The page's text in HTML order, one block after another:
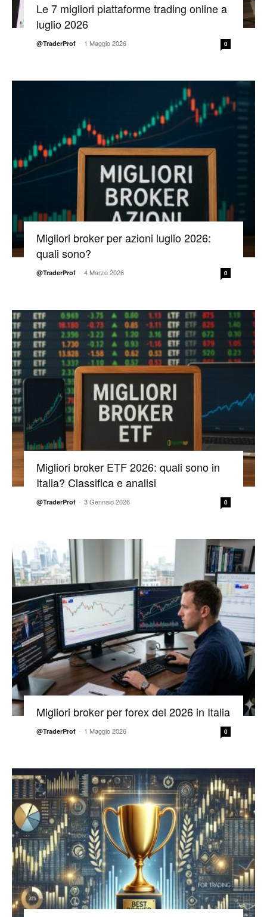
Le 7 migliori piattaforme trading online a
luglio 2026
@TraderProf - 1 Maggio 2026 0
Migliori broker per azioni luglio 2026:
quali sono?
@TraderProf - 4 Marzo 2026 0
Migliori broker ETF 2026: quali sono in
Italia? Classifica e analisi
@TraderProf - 3 Gennaio 2026 0
Migliori broker per forex del 2026 in Italia
@TraderProf - 1 Maggio 2026 0